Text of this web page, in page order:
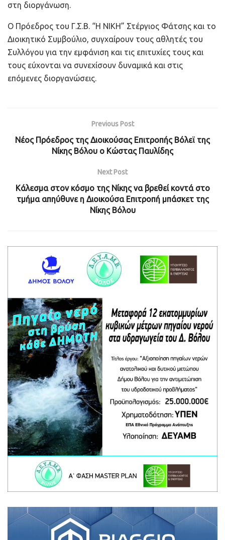
στη διοργάνωση.
Ο Πρόεδρος του Γ.Σ.Β. “Η ΝΙΚΗ” Στέργιος Φάτσης και το
Διοικητικό Συμβούλιο, συγχαίρουν τους αθλητές του
Συλλόγου για την εμφάνιση και τις επιτυχίες τους και
τους εύχονται να συνεχίσουν δυναμικά και στις
επόμενες διοργανώσεις.
Previous Post
Νέος Πρόεδρος της Διοικούσας Επιτροπής Βόλεϊ της
Νίκης Βόλου ο Κώστας Παυλίδης
Next Post
Κάλεσμα στον κόσμο της Νίκης να βρεθεί κοντά στο
τμήμα απηύθυνε η Διοικούσα Επιτροπή μπάσκετ της
Νίκης Βόλου